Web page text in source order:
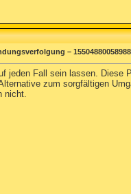
–
jeden Fall sein lassen. Diese
zum sorgfältigen
nicht.